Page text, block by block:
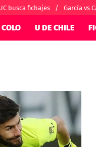
busca fichajes García vs
U DE CHILE
Europa League
Conference
Ligue 1
Premier League